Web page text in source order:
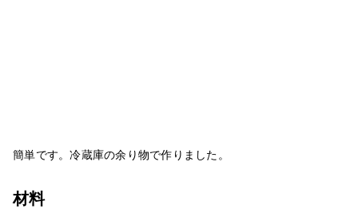
簡単です。冷蔵庫の余り物で作りました。
材料